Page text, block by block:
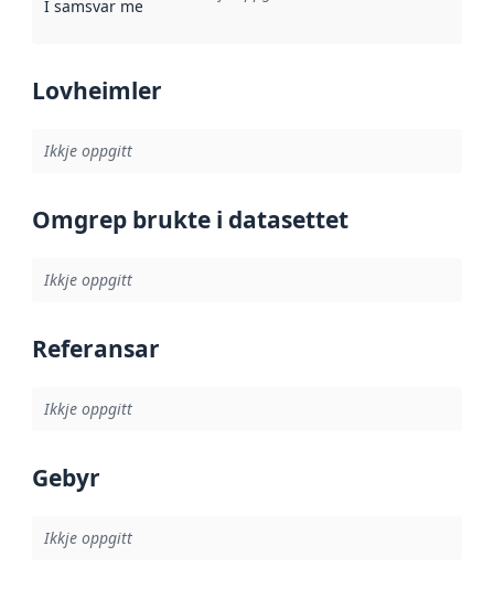
I samsvar med Referanse til ei implementeringsregel eller
Lovheimler
Ikkje oppgitt
Omgrep brukte i datasettet
Ikkje oppgitt
Referansar
Ikkje oppgitt
Gebyr
Ikkje oppgitt